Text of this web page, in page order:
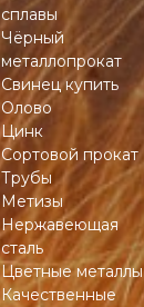
сплавы
Чёрный
металлопрокат
Свинец купить
Олово
Цинк
Сортовой прокат
Трубы
Метизы
Нержавеющая
сталь
Цветные металлы
Качественные